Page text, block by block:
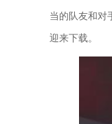
当的队友和对
迎来下载。